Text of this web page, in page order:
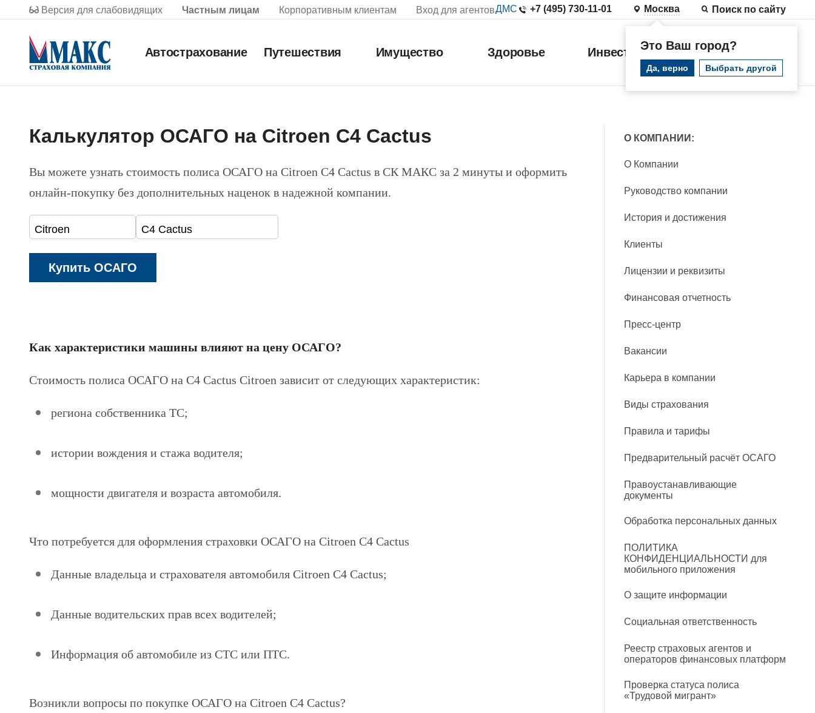
Версия для слабовидящих Частным лицам Корпоративным клиентам Вход для агентовДМС +7 (495) 730-11-01 Москва
Это Ваш город?
Да, верно Выбрать другой
Поиск по сайту
Автострахование Путешествия Имущество Здоровье Инвестиции
Калькулятор ОСАГО на Citroen C4 Cactus
Вы можете узнать стоимость полиса ОСАГО на Citroen C4 Cactus в СК МАКС за 2 минуты и оформить
онлайн-покупку без дополнительных наценок в надежной компании.
Как характеристики машины влияют на цену ОСАГО?
Стоимость полиса ОСАГО на C4 Cactus Citroen зависит от следующих характеристик:
региона собственника ТС;
истории вождения и стажа водителя;
мощности двигателя и возраста автомобиля.
Что потребуется для оформления страховки ОСАГО на Citroen C4 Cactus
Данные владельца и страхователя автомобиля Citroen C4 Cactus;
Данные водительских прав всех водителей;
Информация об автомобиле из СТС или ПТС.
Возникли вопросы по покупке ОСАГО на Citroen C4 Cactus?
О КОМПАНИИ:
О Компании
Руководство компании
История и достижения
Клиенты
Лицензии и реквизиты
Финансовая отчетность
Пресс-центр
Вакансии
Карьера в компании
Виды страхования
Правила и тарифы
Предварительный расчёт ОСАГО
Правоустанавливающие
документы
Обработка персональных данных
ПОЛИТИКА
КОНФИДЕНЦИАЛЬНОСТИ для
мобильного приложения
О защите информации
Социальная ответственность
Реестр страховых агентов и
операторов финансовых платформ
Проверка статуса полиса
«Трудовой мигрант»